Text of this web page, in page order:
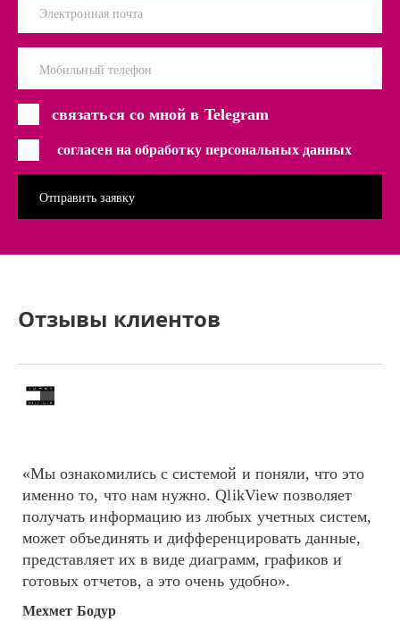
Электронная почта
Мобильный телефон
связаться со мной в Telegram
согласен на обработку персональных данных
Отзывы клиентов
«Мы ознакомились с системой и поняли, что это
именно то, что нам нужно. QlikView позволяет
получать информацию из любых учетных систем,
может объединять и дифференцировать данные,
представляет их в виде диаграмм, графиков и
готовых отчетов, а это очень удобно».
Мехмет Бодур